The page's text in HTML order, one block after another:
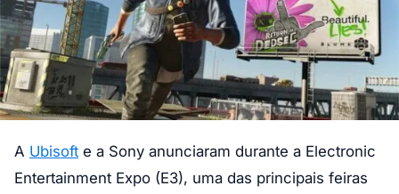
A Ubisoft e a Sony anunciaram durante a Electronic
Entertainment Expo (E3), uma das principais feiras